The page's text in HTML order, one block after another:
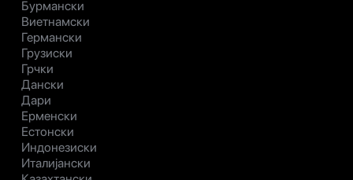
Бурмански
Виетнамски
Германски
Грузиски
Грчки
Дански
Дари
Ерменски
Естонски
Индонезиски
Италијански